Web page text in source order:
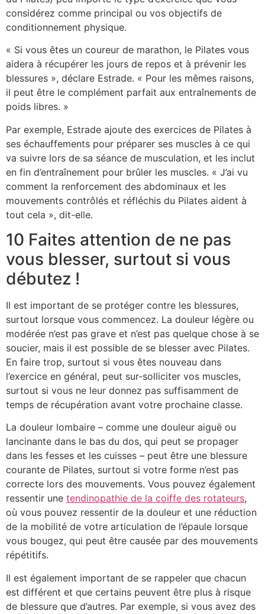
considérez comme principal ou vos objectifs de
conditionnement physique.
« Si vous êtes un coureur de marathon, le Pilates vous
aidera à récupérer les jours de repos et à prévenir les
blessures », déclare Estrade. « Pour les mêmes raisons,
il peut être le complément parfait aux entraînements de
poids libres. »
Par exemple, Estrade ajoute des exercices de Pilates à
ses échauffements pour préparer ses muscles à ce qui
va suivre lors de sa séance de musculation, et les inclut
en fin d’entraînement pour brûler les muscles. « J’ai vu
comment la renforcement des abdominaux et les
mouvements contrôlés et réfléchis du Pilates aident à
tout cela », dit-elle.
10 Faites attention de ne pas
vous blesser, surtout si vous
débutez !
Il est important de se protéger contre les blessures,
surtout lorsque vous commencez. La douleur légère ou
modérée n’est pas grave et n’est pas quelque chose à se
soucier, mais il est possible de se blesser avec Pilates.
En faire trop, surtout si vous êtes nouveau dans
l’exercice en général, peut sur-solliciter vos muscles,
surtout si vous ne leur donnez pas suffisamment de
temps de récupération avant votre prochaine classe.
La douleur lombaire – comme une douleur aiguë ou
lancinante dans le bas du dos, qui peut se propager
dans les fesses et les cuisses – peut être une blessure
courante de Pilates, surtout si votre forme n’est pas
correcte lors des mouvements. Vous pouvez également
ressentir une tendinopathie de la coiffe des rotateurs,
où vous pouvez ressentir de la douleur et une réduction
de la mobilité de votre articulation de l’épaule lorsque
vous bougez, qui peut être causée par des mouvements
répétitifs.
Il est également important de se rappeler que chacun
est différent et que certains peuvent être plus à risque
de blessure que d’autres. Par exemple, si vous avez des